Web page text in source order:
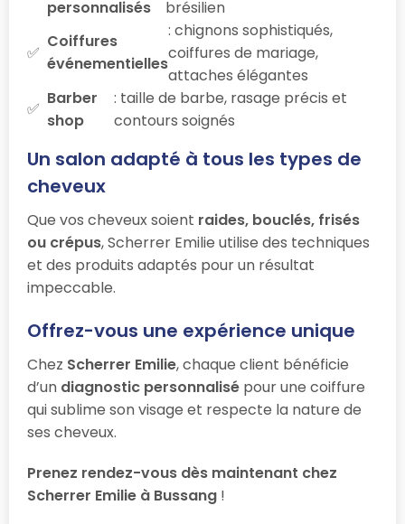
personnalisés
brésilien
Coiffures
événementielles
: chignons sophistiqués,
coiffures de mariage,
attaches élégantes
Barber
shop
: taille de barbe, rasage précis et
contours soignés
Un salon adapté à tous les types de
cheveux
Que vos cheveux soient raides, bouclés, frisés
ou crépus, Scherrer Emilie utilise des techniques
et des produits adaptés pour un résultat
impeccable.
Offrez-vous une expérience unique
Chez Scherrer Emilie, chaque client bénéficie
d’un diagnostic personnalisé pour une coiffure
qui sublime son visage et respecte la nature de
ses cheveux.
Prenez rendez-vous dès maintenant chez
Scherrer Emilie à Bussang !